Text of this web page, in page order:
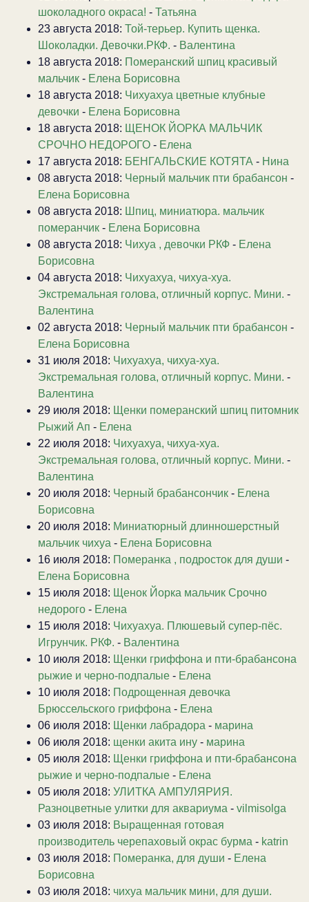
шоколадного окраса! - Татьяна
23 августа 2018: Той-терьер. Купить щенка.
Шоколадки. Девочки.РКФ. - Валентина
18 августа 2018: Померанский шпиц красивый
мальчик - Елена Борисовна
18 августа 2018: Чихуахуа цветные клубные
девочки - Елена Борисовна
18 августа 2018: ЩЕНОК ЙОРКА МАЛЬЧИК
СРОЧНО НЕДОРОГО - Елена
17 августа 2018: БЕНГАЛЬСКИЕ КОТЯТА - Нина
08 августа 2018: Черный мальчик пти брабансон -
Елена Борисовна
08 августа 2018: Шпиц, миниатюра. мальчик
померанчик - Елена Борисовна
08 августа 2018: Чихуа , девочки РКФ - Елена
Борисовна
04 августа 2018: Чихуахуа, чихуа-хуа.
Экстремальная голова, отличный корпус. Мини. -
Валентина
02 августа 2018: Черный мальчик пти брабансон -
Елена Борисовна
31 июля 2018: Чихуахуа, чихуа-хуа.
Экстремальная голова, отличный корпус. Мини. -
Валентина
29 июля 2018: Щенки померанский шпиц питомник
Рыжий Ап - Елена
22 июля 2018: Чихуахуа, чихуа-хуа.
Экстремальная голова, отличный корпус. Мини. -
Валентина
20 июля 2018: Черный брабансончик - Елена
Борисовна
20 июля 2018: Миниатюрный длинношерстный
мальчик чихуа - Елена Борисовна
16 июля 2018: Померанка , подросток для души -
Елена Борисовна
15 июля 2018: Щенок Йорка мальчик Срочно
недорого - Елена
15 июля 2018: Чихуахуа. Плюшевый супер-пёс.
Игрунчик. РКФ. - Валентина
10 июля 2018: Щенки гриффона и пти-брабансона
рыжие и черно-подпалые - Елена
10 июля 2018: Подрощенная девочка
Брюссельского гриффона - Елена
06 июля 2018: Щенки лабрадора - марина
06 июля 2018: щенки акита ину - марина
05 июля 2018: Щенки гриффона и пти-брабансона
рыжие и черно-подпалые - Елена
05 июля 2018: УЛИТКА АМПУЛЯРИЯ.
Разноцветные улитки для аквариума - vilmisolga
03 июля 2018: Выращенная готовая
производитель черепаховый окрас бурма - katrin
03 июля 2018: Померанка, для души - Елена
Борисовна
03 июля 2018: чихуа мальчик мини, для души.